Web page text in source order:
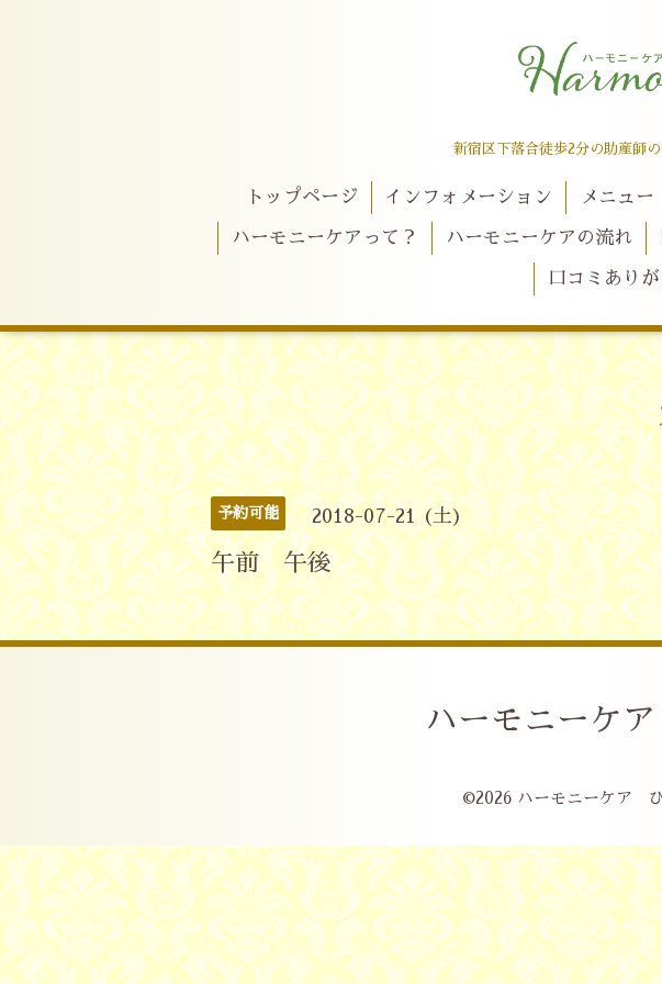
新宿区下落合徒歩2分の助産師
トップページ インフォメーション メニュー
ハーモニーケアって？ ハーモニーケアの流れ
口コミあり
予約可能 2018-07-21 (土)
午前 午後
ハーモニーケ
©2026 ハーモニーケア ひ